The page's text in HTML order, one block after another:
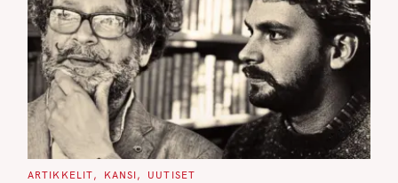
C
ARTIKKELIT KANSI UUTISET